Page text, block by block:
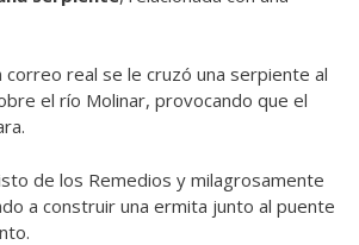
correo real se le cruzó una serpiente al
el río Molinar, provocando que el
de los Remedios y milagrosamente
a construir una ermita junto al puente